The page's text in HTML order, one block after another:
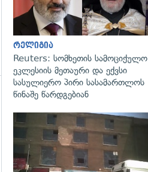
გადახედვა
რელიგია
Reuters: სომხეთის სამოციქულო
ეკლესიის მეთაური და ექვსი
სასულიერო პირი სასამართლოს
წინაშე წარდგებიან